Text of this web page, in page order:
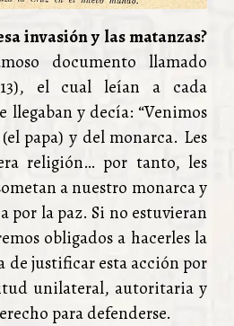
invasión y las matanzas?
documento llamado
el cual leían a cada
y decía: “Venimos
papa) y del monarca. Les
religión… por tanto, les
a nuestro monarca y
por la paz. Si no estuvieran
obligados a hacerles la
de justificar esta acción por
unilateral, autoritaria y
para defenderse.